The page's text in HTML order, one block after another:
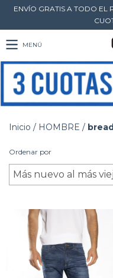
ENVÍO GRATIS A TODO EL
MENÚ
Inicio / HOMBRE /
Ordenar por